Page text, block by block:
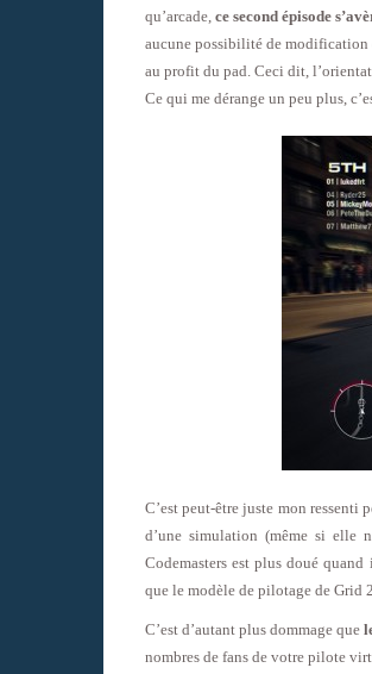
qu’arcade, ce second épisode
aucune possibilité de modification
au profit du pad. Ceci dit,
Ce qui me dérange un peu plus,
C’est peut-être juste mon ressenti
d’une simulation (même si elle
Codemasters est plus doué
que le modèle de pilotage de Grid
C’est d’autant plus dommage que
nombres de fans de votre pilote